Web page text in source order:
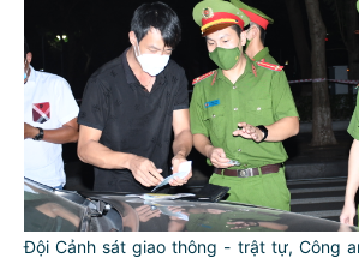
​​​​​​​Đội Cảnh sát giao thông - trật tự, Công